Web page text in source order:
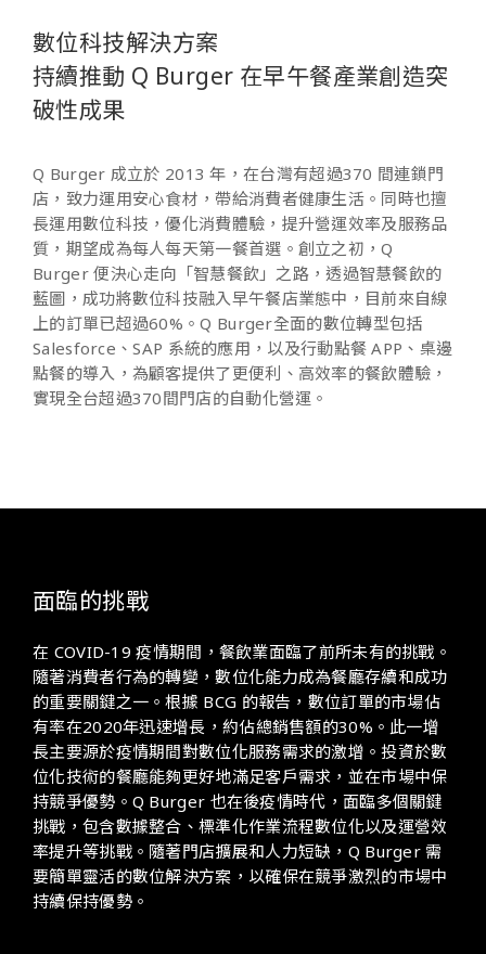
數位科技解決方案
持續推動 Q Burger 在早午餐產業創造突
破性成果
Q Burger 成立於 2013 年，在台灣有超過370 間連鎖門
店，致力運用安心食材，帶給消費者健康生活。同時也擅
長運用數位科技，優化消費體驗，提升營運效率及服務品
質，期望成為每人每天第一餐首選。創立之初，Q
Burger 便決心走向「智慧餐飲」之路，透過智慧餐飲的
藍圖，成功將數位科技融入早午餐店業態中，目前來自線
上的訂單已超過60%。Q Burger全面的數位轉型包括
Salesforce、SAP 系統的應用，以及行動點餐 APP、桌邊
點餐的導入，為顧客提供了更便利、高效率的餐飲體驗，
實現全台超過370間門店的自動化營運。
面臨的挑戰
在 COVID-19 疫情期間，餐飲業面臨了前所未有的挑戰。
隨著消費者行為的轉變，數位化能力成為餐廳存續和成功
的重要關鍵之一。根據 BCG 的報告，數位訂單的市場佔
有率在2020年迅速增長，約佔總銷售額的30%。此一增
長主要源於疫情期間對數位化服務需求的激增。投資於數
位化技術的餐廳能夠更好地滿足客戶需求，並在市場中保
持競爭優勢。Q Burger 也在後疫情時代，面臨多個關鍵
挑戰，包含數據整合、標準化作業流程數位化以及運營效
率提升等挑戰。隨著門店擴展和人力短缺，Q Burger 需
要簡單靈活的數位解決方案，以確保在競爭激烈的市場中
持續保持優勢。